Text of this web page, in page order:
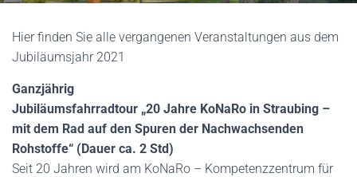
C
Hier finden Sie alle vergangenen Veranstaltungen aus dem
Jubiläumsjahr 2021
Ganzjährig
Jubiläumsfahrradtour „20 Jahre KoNaRo in Straubing –
mit dem Rad auf den Spuren der Nachwachsenden
Rohstoffe“ (Dauer ca. 2 Std)
Seit 20 Jahren wird am KoNaRo – Kompetenzzentrum für